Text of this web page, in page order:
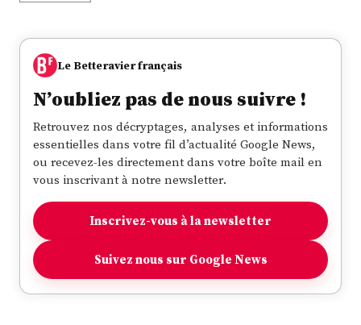
Le Betteravier français
N’oubliez pas de nous suivre !
Retrouvez nos décryptages, analyses et informations
essentielles dans votre fil d’actualité Google News,
ou recevez-les directement dans votre boîte mail en
vous inscrivant à notre newsletter.
Inscrivez-vous à la newsletter
Suivez nous sur Google News